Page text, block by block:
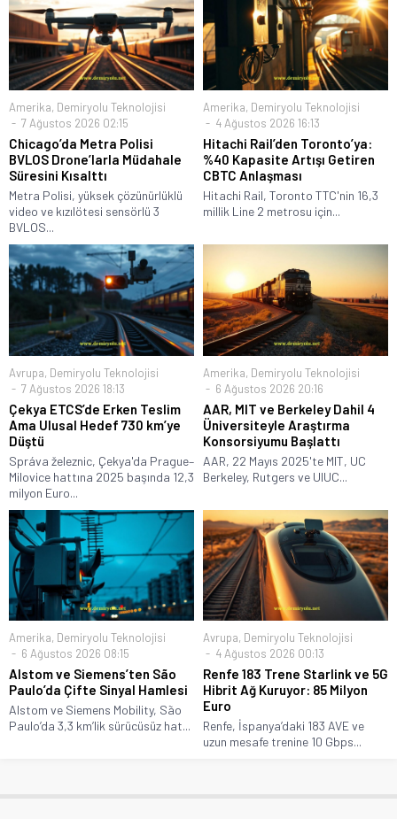
Amerika, Demiryolu Teknolojisi
7 Ağustos 2026 02:15
Chicago’da Metra Polisi
BVLOS Drone’larla Müdahale
Süresini Kısalttı
Metra Polisi, yüksek çözünürlüklü
video ve kızılötesi sensörlü 3
BVLOS...
Amerika, Demiryolu Teknolojisi
4 Ağustos 2026 16:13
Hitachi Rail’den Toronto’ya:
%40 Kapasite Artışı Getiren
CBTC Anlaşması
Hitachi Rail, Toronto TTC'nin 16,3
millik Line 2 metrosu için...
Avrupa, Demiryolu Teknolojisi
7 Ağustos 2026 18:13
Çekya ETCS’de Erken Teslim
Ama Ulusal Hedef 730 km’ye
Düştü
Správa železnic, Çekya'da Prague–
Milovice hattına 2025 başında 12,3
milyon Euro...
Amerika, Demiryolu Teknolojisi
6 Ağustos 2026 20:16
AAR, MIT ve Berkeley Dahil 4
Üniversiteyle Araştırma
Konsorsiyumu Başlattı
AAR, 22 Mayıs 2025'te MIT, UC
Berkeley, Rutgers ve UIUC...
Amerika, Demiryolu Teknolojisi
6 Ağustos 2026 08:15
Alstom ve Siemens’ten São
Paulo’da Çifte Sinyal Hamlesi
Alstom ve Siemens Mobility, São
Paulo’da 3,3 km’lik sürücüsüz hat...
Avrupa, Demiryolu Teknolojisi
4 Ağustos 2026 00:13
Renfe 183 Trene Starlink ve 5G
Hibrit Ağ Kuruyor: 85 Milyon
Euro
Renfe, İspanya’daki 183 AVE ve
uzun mesafe trenine 10 Gbps...